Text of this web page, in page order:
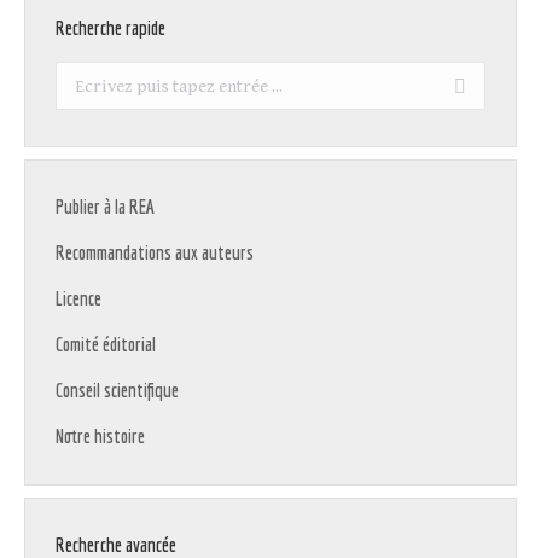
Recherche rapide
Recherche
Publier à la REA
Recommandations aux auteurs
Licence
Comité éditorial
Conseil scientifique
Notre histoire
Recherche avancée